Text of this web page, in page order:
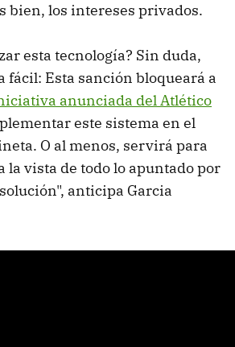
bien, los intereses privados.
esta tecnología? Sin duda,
fácil: Esta sanción bloqueará a
anunciada del Atlético
este sistema en el
O al menos, servirá para
la vista de todo lo apuntado por
anticipa Garcia